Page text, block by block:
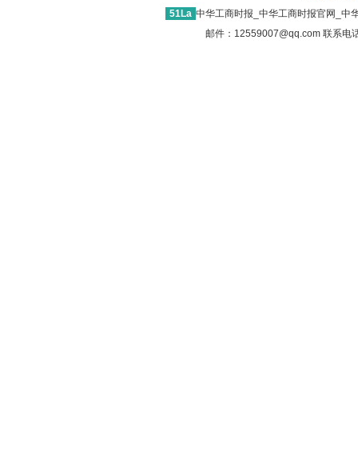
51La 中华工商时报_中华工商时报官网_中
邮件：12559007@qq.com 联系